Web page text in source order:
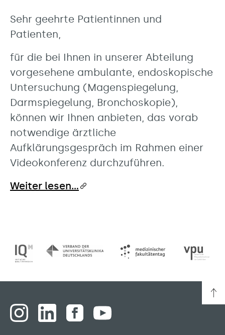
Sehr geehrte Patientinnen und
Patienten,
für die bei Ihnen in unserer Abteilung
vorgesehene ambulante, endoskopische
Untersuchung (Magenspiegelung,
Darmspiegelung, Bronchoskopie),
können wir Ihnen anbieten, das vorab
notwendige ärztliche
Aufklärungsgespräch im Rahmen einer
Videokonferenz durchzuführen.
Weiter lesen...